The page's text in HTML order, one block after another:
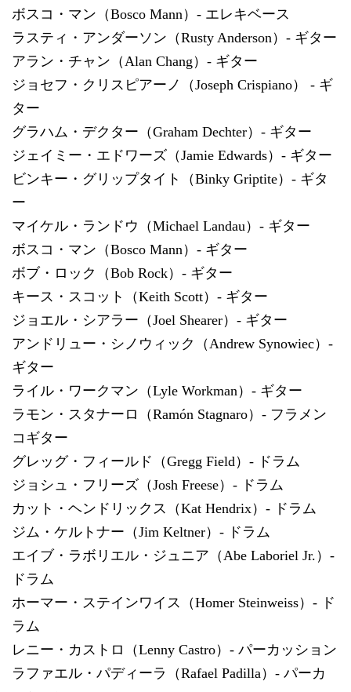
ボスコ・マン（Bosco Mann）- エレキベース
ラスティ・アンダーソン（Rusty Anderson）- ギター
アラン・チャン（Alan Chang）- ギター
ジョセフ・クリスピアーノ（Joseph Crispiano） - ギ
ター
グラハム・デクター（Graham Dechter）- ギター
ジェイミー・エドワーズ（Jamie Edwards）- ギター
ビンキー・グリップタイト（Binky Griptite）- ギタ
ー
マイケル・ランドウ（Michael Landau）- ギター
ボスコ・マン（Bosco Mann）- ギター
ボブ・ロック（Bob Rock）- ギター
キース・スコット（Keith Scott）- ギター
ジョエル・シアラー（Joel Shearer）- ギター
アンドリュー・シノウィック（Andrew Synowiec）-
ギター
ライル・ワークマン（Lyle Workman）- ギター
ラモン・スタナーロ（Ramón Stagnaro）- フラメン
コギター
グレッグ・フィールド（Gregg Field）- ドラム
ジョシュ・フリーズ（Josh Freese）- ドラム
カット・ヘンドリックス（Kat Hendrix）- ドラム
ジム・ケルトナー（Jim Keltner）- ドラム
エイブ・ラボリエル・ジュニア（Abe Laboriel Jr.）-
ドラム
ホーマー・ステインワイス（Homer Steinweiss）- ド
ラム
レニー・カストロ（Lenny Castro）- パーカッション
ラファエル・パディーラ（Rafael Padilla）- パーカ